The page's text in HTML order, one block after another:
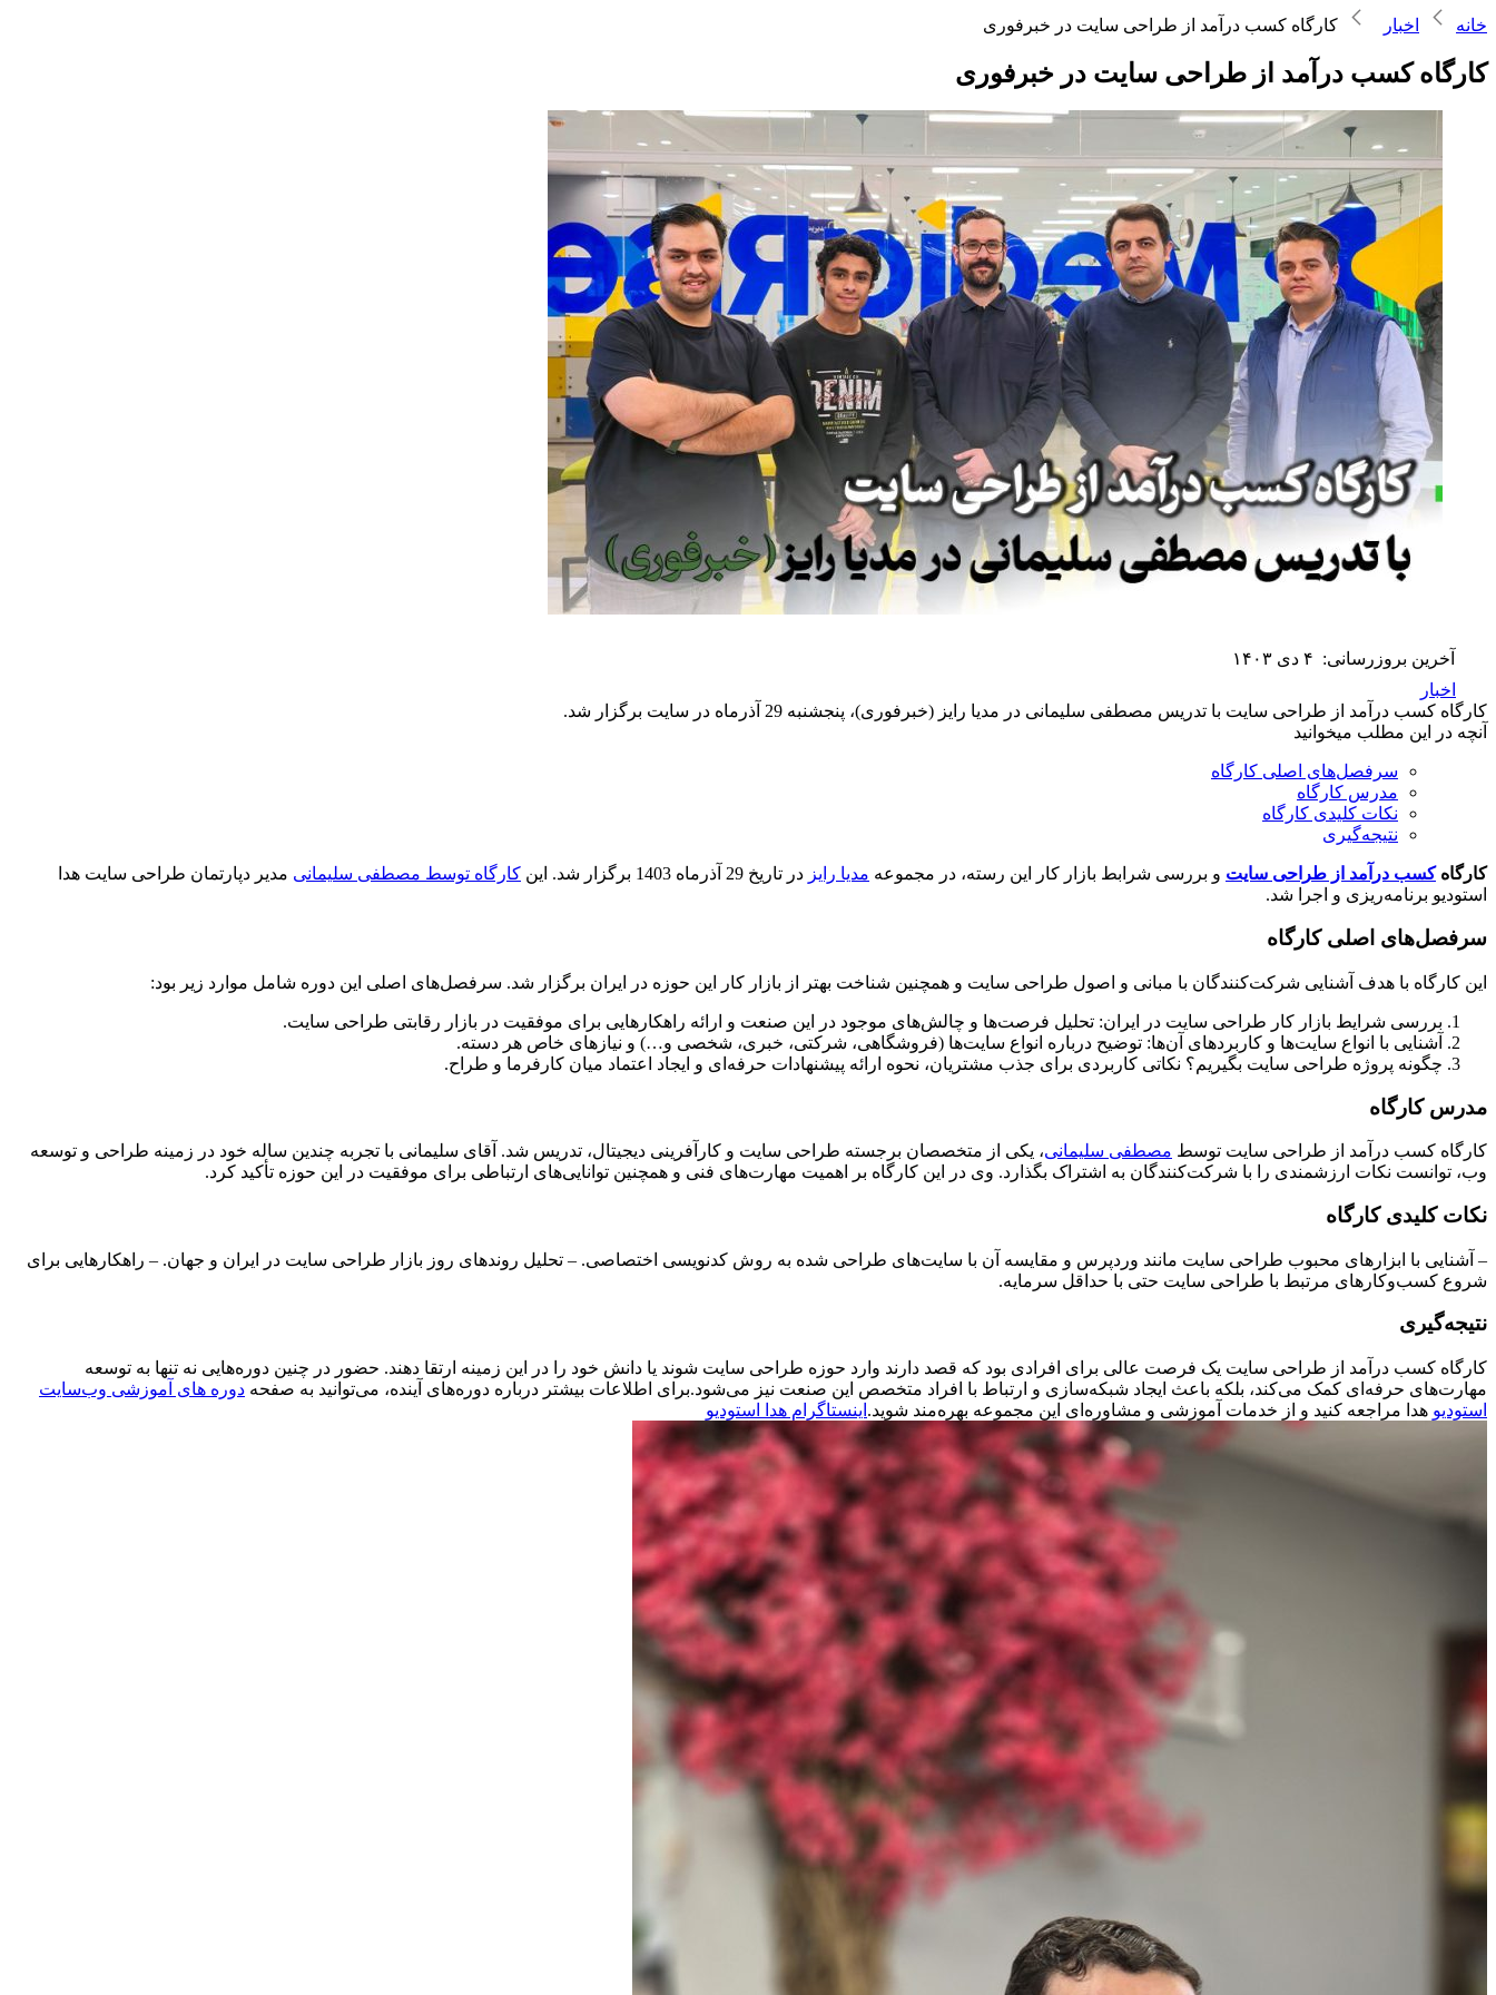
خانه اخبار کارگاه کسب درآمد از طراحی سایت در خبرفوری
کارگاه کسب درآمد از طراحی سایت در خبرفوری
آخرین بروزرسانی: ۴ دی ۱۴۰۳
اخبار
کارگاه کسب درآمد از طراحی سایت با تدریس مصطفی سلیمانی در مدیا رایز (خبرفوری)، پنجشنبه 29 آذرماه در سایت برگزار شد.
آنچه در این مطلب میخوانید
سرفصل‌های اصلی کارگاه
مدرس کارگاه
نکات کلیدی کارگاه
نتیجه‌گیری
کارگاه کسب درآمد از طراحی سایت و بررسی شرابط بازار کار این رسته، در مجموعه مدیا رایز در تاریخ 29 آذرماه 1403 برگزار شد. این کارگاه توسط مصطفی سلیمانی مدیر دپارتمان طراحی سایت هدا
استودیو برنامه‌ریزی و اجرا شد.
سرفصل‌های اصلی کارگاه
این کارگاه با هدف آشنایی شرکت‌کنندگان با مبانی و اصول طراحی سایت و همچنین شناخت بهتر از بازار کار این حوزه در ایران برگزار شد. سرفصل‌های اصلی این دوره شامل موارد زیر بود:
بررسی شرایط بازار کار طراحی سایت در ایران: تحلیل فرصت‌ها و چالش‌های موجود در این صنعت و ارائه راهکارهایی برای موفقیت در بازار رقابتی طراحی سایت.
آشنایی با انواع سایت‌ها و کاربردهای آن‌ها: توضیح درباره انواع سایت‌ها (فروشگاهی، شرکتی، خبری، شخصی و…) و نیازهای خاص هر دسته.
چگونه پروژه طراحی سایت بگیریم؟ نکاتی کاربردی برای جذب مشتریان، نحوه ارائه پیشنهادات حرفه‌ای و ایجاد اعتماد میان کارفرما و طراح.
مدرس کارگاه
کارگاه کسب درآمد از طراحی سایت توسط مصطفی سلیمانی، یکی از متخصصان برجسته طراحی سایت و کارآفرینی دیجیتال، تدریس شد. آقای سلیمانی با تجربه چندین ساله خود در زمینه طراحی و توسعه
وب، توانست نکات ارزشمندی را با شرکت‌کنندگان به اشتراک بگذارد. وی در این کارگاه بر اهمیت مهارت‌های فنی و همچنین توانایی‌های ارتباطی برای موفقیت در این حوزه تأکید کرد.
نکات کلیدی کارگاه
– آشنایی با ابزارهای محبوب طراحی سایت مانند وردپرس و مقایسه آن با سایت‌های طراحی شده به روش کدنویسی اختصاصی. – تحلیل روندهای روز بازار طراحی سایت در ایران و جهان. – راهکارهایی برای
شروع کسب‌وکارهای مرتبط با طراحی سایت حتی با حداقل سرمایه.
نتیجه‌گیری
کارگاه کسب درآمد از طراحی سایت یک فرصت عالی برای افرادی بود که قصد دارند وارد حوزه طراحی سایت شوند یا دانش خود را در این زمینه ارتقا دهند. حضور در چنین دوره‌هایی نه تنها به توسعه
مهارت‌های حرفه‌ای کمک می‌کند، بلکه باعث ایجاد شبکه‌سازی و ارتباط با افراد متخصص این صنعت نیز می‌شود.برای اطلاعات بیشتر درباره دوره‌های آینده، می‌توانید به صفحه دوره های آموزشی وب‌سایت
استودیو هدا مراجعه کنید و از خدمات آموزشی و مشاوره‌ای این مجموعه بهره‌مند شوید. اینستاگرام هدا استودیو